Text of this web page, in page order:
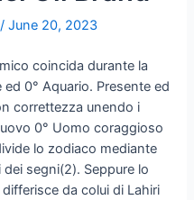
/June 20, 2023
coincida durante la
0° Aquario. Presente ed
correttezza unendo i
0° Uomo coraggioso
lo zodiaco mediante
segni(2). Seppure lo
da colui di Lahiri